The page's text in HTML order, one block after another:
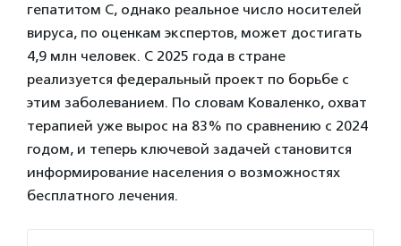
гепатитом С, однако реальное число носителей
вируса, по оценкам экспертов, может достигать
4,9 млн человек. С 2025 года в стране
реализуется федеральный проект по борьбе с
этим заболеванием. По словам Коваленко, охват
терапией уже вырос на 83% по сравнению с 2024
годом, и теперь ключевой задачей становится
информирование населения о возможностях
бесплатного лечения.